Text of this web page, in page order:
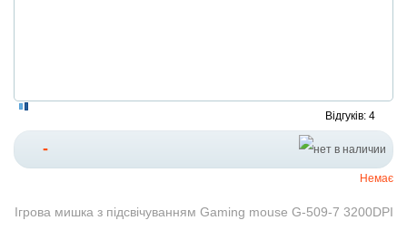
Відгуків: 4
-
Немає
Ігрова мишка з підсвічуванням Gaming mouse G-509-7 3200DPI